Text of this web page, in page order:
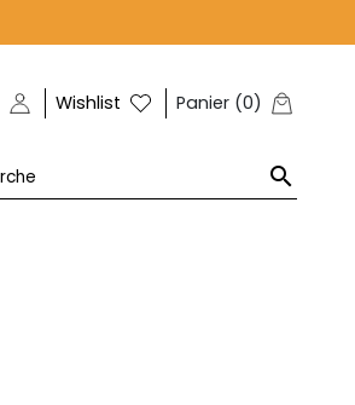
Wishlist Panier (0)
